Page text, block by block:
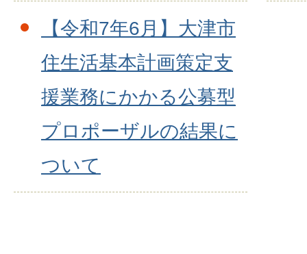
【令和7年6月】大津市
住生活基本計画策定支
援業務にかかる公募型
プロポーザルの結果に
ついて